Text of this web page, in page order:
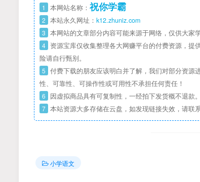
1 本网站名称： 祝你学霸
2 本站永久网址： k12.zhuniz.com
3 本网站的文章部分内容可能来源于网络，仅供大家
4 资源宝库仅收集整理各大网赚平台的付费资源，
险请自行甄别。
5 付费下载的朋友应该明白并了解，我们对部分资源
性、可靠性、可操作性或可用性不承担任何责任！
6 因虚拟商品具有可复制性，一经拍下发货概不退款。
7 本站资源大多存储在云盘，如发现链接失效，请联
小学语文